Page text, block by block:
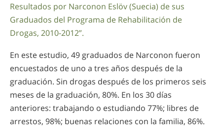
Resultados por Narconon Eslöv (Suecia) de sus
Graduados del Programa de Rehabilitación de
Drogas, 2010-2012”.
En este estudio, 49 graduados de Narconon fueron
encuestados de uno a tres años después de la
graduación. Sin drogas después de los primeros seis
meses de la graduación, 80%. En los 30 días
anteriores: trabajando o estudiando 77%; libres de
arrestos, 98%; buenas relaciones con la familia, 86%.